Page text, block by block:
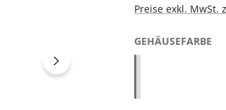
Preise exkl. MwSt.
GEHÄUSEFARBE